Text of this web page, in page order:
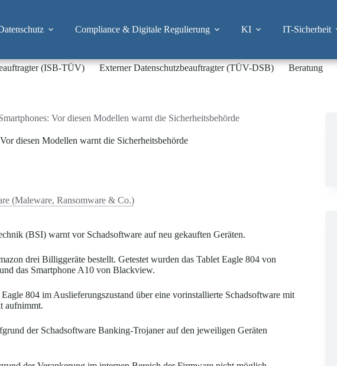
Compliance & Digitale Regulierung KI IT-Sicherheit
(ISB-TÜV) Externer Datenschutzbeauftragter (TÜV-DSB) Beratung
Vor diesen Modellen warnt die Sicherheitsbehörde
diesen Modellen warnt die Sicherheitsbehörde
(Maleware, Ransomware & Co.)
(BSI) warnt vor Schadsoftware auf neu gekauften Geräten.
drei Billiggeräte bestellt. Getestet wurden das Tablet Eagle 804 von
das Smartphone A10 von Blackview.
804 im Auslieferungszustand über eine vorinstallierte Schadsoftware mit
aufnimmt.
der Schadsoftware Banking-Trojaner auf den jeweiligen Geräten